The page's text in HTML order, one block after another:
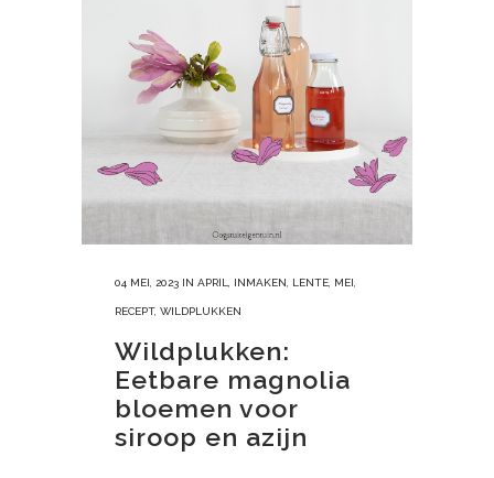
04 MEI, 2023 IN APRIL INMAKEN LENTE MEI
RECEPT, WILDPLUKKEN
Wildplukken:
Eetbare magnolia
bloemen voor
siroop en azijn